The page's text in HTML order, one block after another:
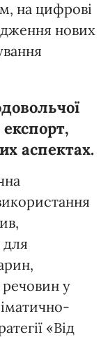
на цифрові
нових
аспектах.
для
у
«Від